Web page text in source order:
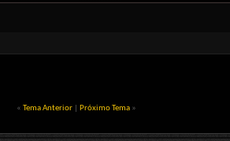
« Tema Anterior Próximo Tema »